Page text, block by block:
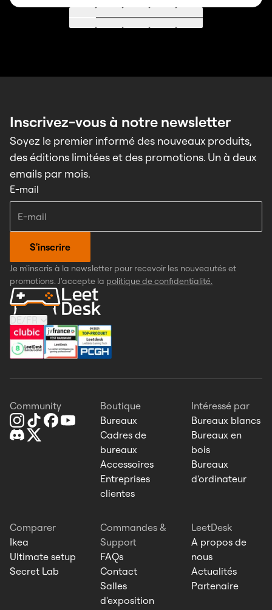
Aller à 1Aller à 2Aller à 3Aller à 4Aller à 5
Inscrivez-vous à notre newsletter
Soyez le premier informé des nouveaux produits,
des éditions limitées et des promotions. Un à deux
emails par mois.
E-mail
S'inscrire
Je m'inscris à la newsletter pour recevoir les nouveautés et
promotions. J'accepte la politique de confidentialité.
DE
Community
Boutique
Bureaux
Cadres de
bureaux
Accessoires
Entreprises
clientes
Intéressé par
Bureaux blancs
Bureaux en
bois
Bureaux
d'ordinateur
Comparer
Ikea
Ultimate setup
Secret Lab
Commandes &
Support
FAQs
Contact
Salles
d'exposition
LeetDesk
A propos de
nous
Actualités
Partenaire